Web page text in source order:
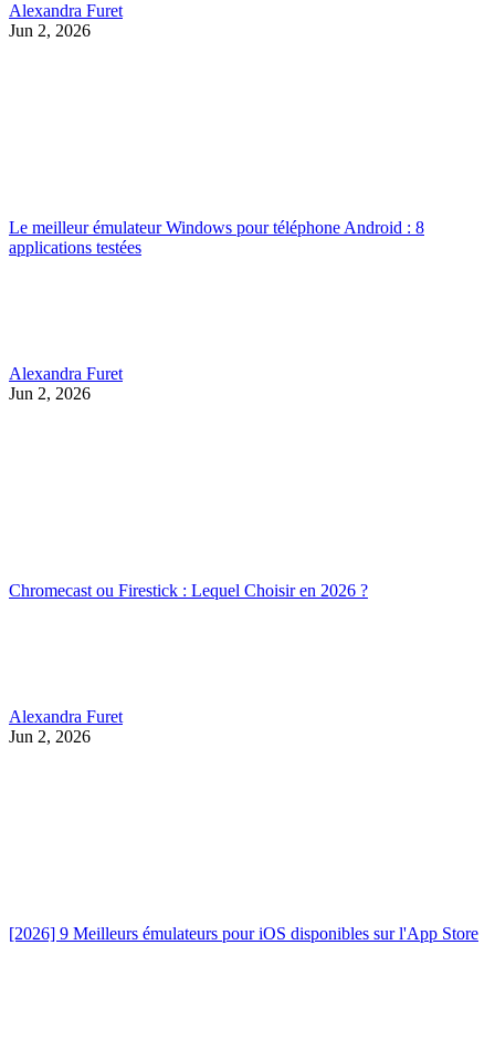
Alexandra Furet
Jun 2, 2026
Le meilleur émulateur Windows pour téléphone Android : 8
applications testées
Alexandra Furet
Jun 2, 2026
Chromecast ou Firestick : Lequel Choisir en 2026 ?
Alexandra Furet
Jun 2, 2026
[2026] 9 Meilleurs émulateurs pour iOS disponibles sur l'App Store